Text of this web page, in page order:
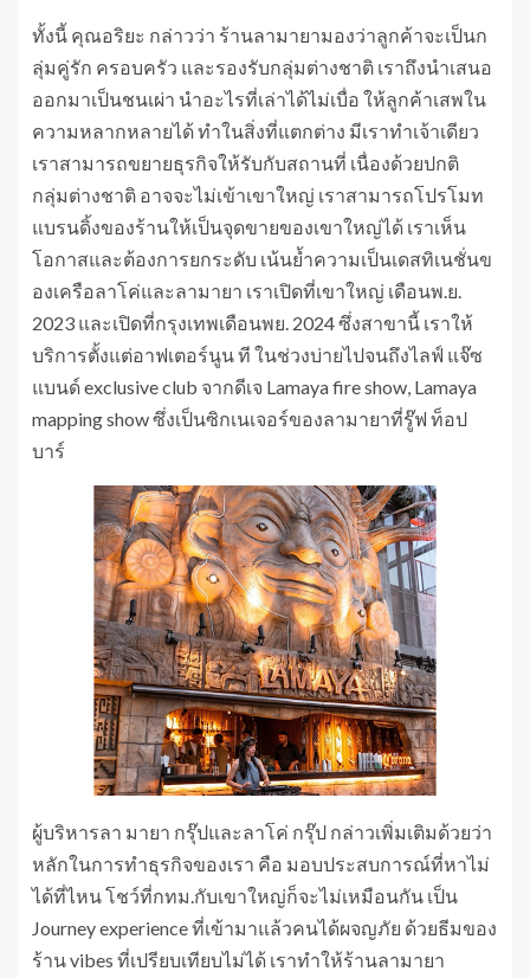
ทั้งนี้ คุณอริยะ กล่าวว่า ร้านลามายามองว่าลูกค้าจะเป็นก
ลุ่มคู่รัก ครอบครัว และรองรับกลุ่มต่างชาติ เราถึงนำเสนอ
ออกมาเป็นชนเผ่า นำอะไรที่เล่าได้ไม่เบื่อ ให้ลูกค้าเสพใน
ความหลากหลายได้ ทำในสิ่งที่แตกต่าง มีเราทำเจ้าเดียว
เราสามารถขยายธุรกิจให้รับกับสถานที่ เนื่องด้วยปกติ
กลุ่มต่างชาติ อาจจะไม่เข้าเขาใหญ่ เราสามารถโปรโมท
แบรนดิ้งของร้านให้เป็นจุดขายของเขาใหญ่ได้ เราเห็น
โอกาสและต้องการยกระดับ เน้นย้ำความเป็นเดสทิเนชั่นข
องเครือลาโค่และลามายา เราเปิดที่เขาใหญ่ เดือนพ.ย.
2023 และเปิดที่กรุงเทพเดือนพย. 2024 ซึ่งสาขานี้ เราให้
บริการตั้งแต่อาฟเตอร์นูน ที ในช่วงบ่ายไปจนถึงไลฟ์ แจ๊ซ
แบนด์ exclusive club จากดีเจ Lamaya fire show, Lamaya
mapping show ซึ่งเป็นซิกเนเจอร์ของลามายาที่รู๊ฟ ท็อป
บาร์
ผู้บริหารลา มายา กรุ๊ปและลาโค่ กรุ๊ป กล่าวเพิ่มเติมด้วยว่า
หลักในการทำธุรกิจของเรา คือ มอบประสบการณ์ที่หาไม่
ได้ที่ไหน โชว์ที่กทม.กับเขาใหญ่ก็จะไม่เหมือนกัน เป็น
Journey experience ที่เข้ามาแล้วคนได้ผจญภัย ด้วยธีมของ
ร้าน vibes ที่เปรียบเทียบไม่ได้ เราทำให้ร้านลามายา